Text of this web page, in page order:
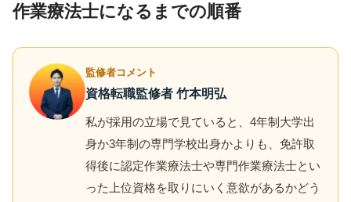
作業療法士になるまでの順番
監修者コメント
資格転職監修者 竹本明弘
私が採用の立場で見ていると、4年制大学出
身か3年制の専門学校出身かよりも、免許取
得後に認定作業療法士や専門作業療法士とい
った上位資格を取りにいく意欲があるかどう